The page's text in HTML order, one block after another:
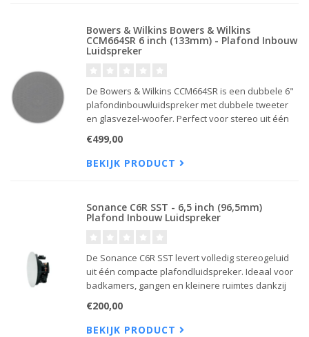
Bowers & Wilkins Bowers & Wilkins
CCM664SR 6 inch (133mm) - Plafond Inbouw
Luidspreker
De Bowers & Wilkins CCM664SR is een dubbele 6"
plafondinbouwluidspreker met dubbele tweeter
en glasvezel-woofer. Perfect voor stereo uit één
homecinema-installatie.
€499,00
BEKIJK PRODUCT
Sonance C6R SST - 6,5 inch (96,5mm)
Plafond Inbouw Luidspreker
De Sonance C6R SST levert volledig stereogeluid
uit één compacte plafondluidspreker. Ideaal voor
badkamers, gangen en kleinere ruimtes dankzij
RotoLock®-montagesysteem.
€200,00
BEKIJK PRODUCT